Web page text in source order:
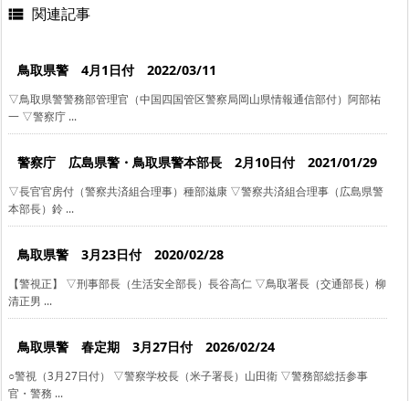
 関連記事
鳥取県警 4月1日付 2022/03/11
▽鳥取県警警務部管理官（中国四国管区警察局岡山県情報通信部付）阿部祐
一 ▽警察庁 ...
警察庁 広島県警・鳥取県警本部長 2月10日付 2021/01/29
▽長官官房付（警察共済組合理事）種部滋康 ▽警察共済組合理事（広島県警
本部長）鈴 ...
鳥取県警 3月23日付 2020/02/28
【警視正】 ▽刑事部長（生活安全部長）長谷高仁 ▽鳥取署長（交通部長）柳
清正男 ...
鳥取県警 春定期 3月27日付 2026/02/24
○警視（3月27日付） ▽警察学校長（米子署長）山田衛 ▽警務部総括参事
官・警務 ...